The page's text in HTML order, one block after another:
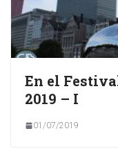
En el
2019 – I
01/07/2019